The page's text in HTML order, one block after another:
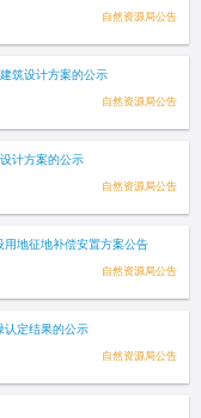
自然资源局公告
筑设计方案的公示
自然资源局公告
计方案的公示
自然资源局公告
地征地补偿安置方案公告
自然资源局公告
认定结果的公示
自然资源局公告